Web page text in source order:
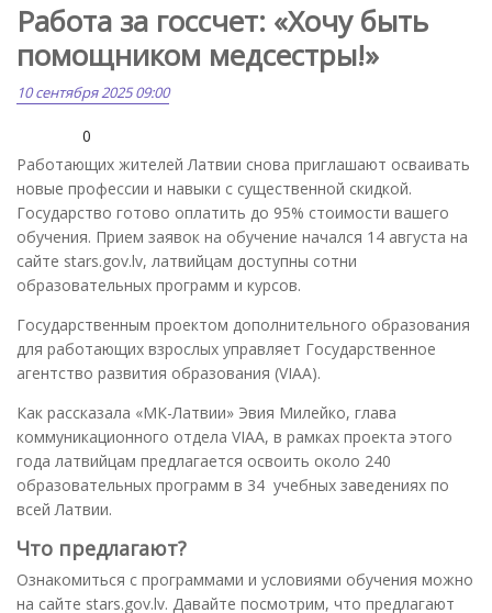
Работа за госсчет: «Хочу быть
помощником медсестры!»
10 сентября 2025 09:00
0
Работающих жителей Латвии снова приглашают осваивать
новые профессии и навыки с существенной скидкой.
Государство готово оплатить до 95% стоимости вашего
обучения. Прием заявок на обучение начался 14 августа на
сайте stars.gov.lv, латвийцам доступны сотни
образовательных программ и курсов.
Государственным проектом дополнительного образования
для работающих взрослых управляет Государственное
агентство развития образования (VIAA).
Как рассказала «МК-Латвии» Эвия Милейко, глава
коммуникационного отдела VIAA, в рамках проекта этого
года латвийцам предлагается освоить около 240
образовательных программ в 34 учебных заведениях по
всей Латвии.
Что предлагают?
Ознакомиться с программами и условиями обучения можно
на сайте stars.gov.lv. Давайте посмотрим, что предлагают